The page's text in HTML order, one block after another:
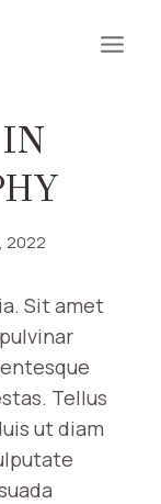
2022
Sit amet
Tellus
ut diam